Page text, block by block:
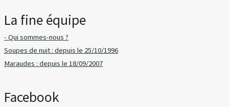
La fine équipe
- Qui sommes-nous ?
Soupes de nuit : depuis le 25/10/1996
Maraudes : depuis le 18/09/2007
Facebook